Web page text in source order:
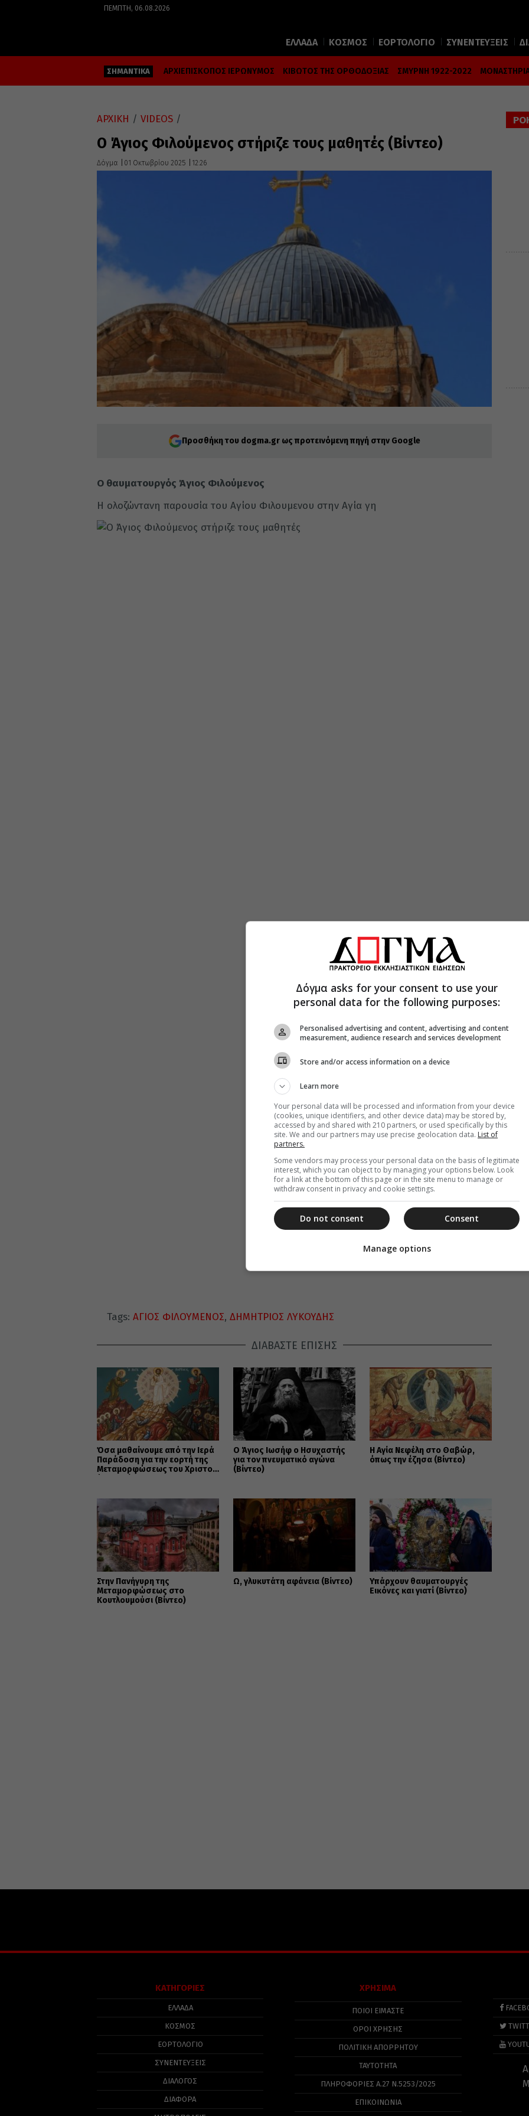
ΠΈΜΠΤΗ, 06.08.2026
ΕΛΛΑΔΑ ΚΟΣΜΟΣ ΕΟΡΤΟΛΟΓΙΟ ΣΥΝΕΝΤΕΥΞΕΙΣ
ΣΗΜΑΝΤΙΚΑ ΑΡΧΙΕΠΙΣΚΟΠΟΣ ΙΕΡΩΝΥΜΟΣ ΚΙΒΩΤΟΣ ΤΗΣ ΟΡΘΟΔΟΞΙΑΣ ΣΜΥΡΝΗ 1922-2022
ΑΡΧΙΚΗ / VIDEOS /
Ο Άγιος Φιλούμενος στήριζε τους μαθητές (Βίντεο)
Δόγμα 01 Οκτωβρίου 2025 12:26
Προσθήκη του dogma.gr ως προτεινόμενη πηγή στην Google
Ο θαυματουργός Άγιος Φιλούμενος
Η ολοζώντανη παρουσία του Αγίου Φιλουμενου στην Αγία γη
Tags: ΑΓΙΟΣ ΦΙΛΟΥΜΕΝΟΣ, ΔΗΜΗΤΡΙΟΣ ΛΥΚΟΥΔΗΣ
ΔΙΑΒΑΣΤΕ ΕΠΙΣΗΣ
Όσα μαθαίνουμε από την Ιερά
Παράδοση για την εορτή της
Μεταμορφώσεως του Χριστού
Ο Άγιος Ιωσήφ ο Ησυχαστής
για τον πνευματικό αγώνα
(Βίντεο)
Η Αγία Νεφέλη στο Θαβώρ,
όπως την έζησα (Βίντεο)
Στην Πανήγυρη της
Μεταμορφώσεως στο
Κουτλουμούσι (Βίντεο)
Ω, γλυκυτάτη αφάνεια (Βίντεο)
Υπάρχουν θαυματουργές
Εικόνες και γιατί (Βίντεο)
ΚΑΤΗΓΟΡΙΕΣ
ΕΛΛΑΔΑ
ΚΟΣΜΟΣ
ΕΟΡΤΟΛΟΓΙΟ
ΣΥΝΕΝΤΕΥΞΕΙΣ
ΔΙΑΛΟΓΟΣ
ΔΙΑΦΟΡΑ
ΧΡΗΣΙΜΑ
ΠΟΙΟΙ ΕΙΜΑΣΤΕ
ΟΡΟΙ ΧΡΗΣΗΣ
ΠΟΛΙΤΙΚΉ ΑΠΟΡΡΉΤΟΥ
ΤΑΥΤΟΤΗΤΑ
ΠΛΗΡΟΦΟΡΊΕΣ Α.27 Ν.5253/2025
ΕΠΙΚΟΙΝΩΝΙΑ
Δόγμα asks for your consent to use your
personal data for the following purposes:
Personalised advertising and content, advertising and content
measurement, audience research and services development
Store and/or access information on a device
Learn more
Your personal data will be processed and information from your device
(cookies, unique identifiers, and other device data) may be stored by,
accessed by and shared with 210 partners, or used specifically by this
site. We and our partners may use precise geolocation data. List of
partners.
Some vendors may process your personal data on the basis of legitimate
interest, which you can object to by managing your options below. Look
for a link at the bottom of this page or in the site menu to manage or
withdraw consent in privacy and cookie settings.
Consent
Do not consent
Manage options